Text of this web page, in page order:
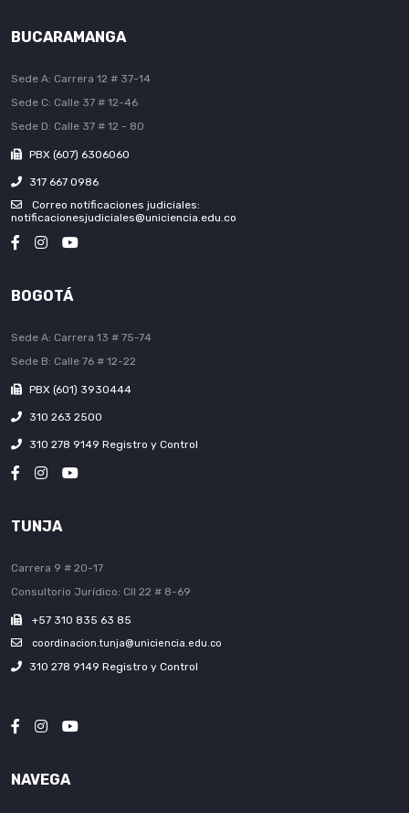
BUCARAMANGA
Sede A: Carrera 12 # 37-14
Sede C: Calle 37 # 12-46
Sede D: Calle 37 # 12 - 80
PBX (607) 6306060
317 667 0986
Correo notificaciones judiciales:
notificacionesjudiciales@uniciencia.edu.co
BOGOTÁ
Sede A: Carrera 13 # 75-74
Sede B: Calle 76 # 12-22
PBX (601) 3930444
310 263 2500
310 278 9149 Registro y Control
TUNJA
Carrera 9 # 20-17
Consultorio Jurídico: Cll 22 # 8-69
+57 310 835 63 85
coordinacion.tunja@uniciencia.edu.co
310 278 9149 Registro y Control
NAVEGA